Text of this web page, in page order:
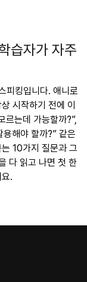
습자가 자주
피킹입니다. 애니로
시작하기 전에 이
르는데 가능할까?”,
용해야 할까?” 같은
10가지 질문과 그
다 읽고 나면 첫 한
.